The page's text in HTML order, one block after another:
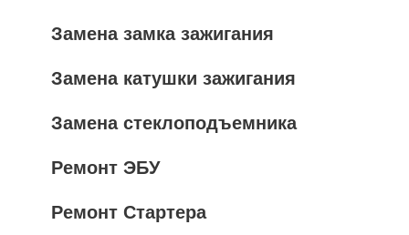
Замена замка зажигания
Замена катушки зажигания
Замена стеклоподъемника
Ремонт ЭБУ
Ремонт Стартера